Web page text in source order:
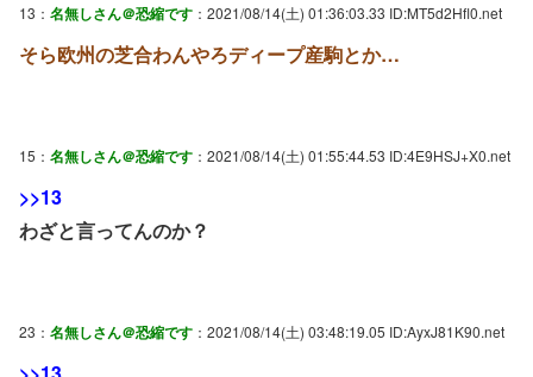
13： 名無しさん＠恐縮です ：2021/08/14(土) 01:36:03.33 ID:MT5d2Hfl0.net
そら欧州の芝合わんやろディープ産駒とか…
15： 名無しさん＠恐縮です ：2021/08/14(土) 01:55:44.53 ID:4E9HSJ+X0.net
>>13
わざと言ってんのか？
23： 名無しさん＠恐縮です ：2021/08/14(土) 03:48:19.05 ID:AyxJ81K90.net